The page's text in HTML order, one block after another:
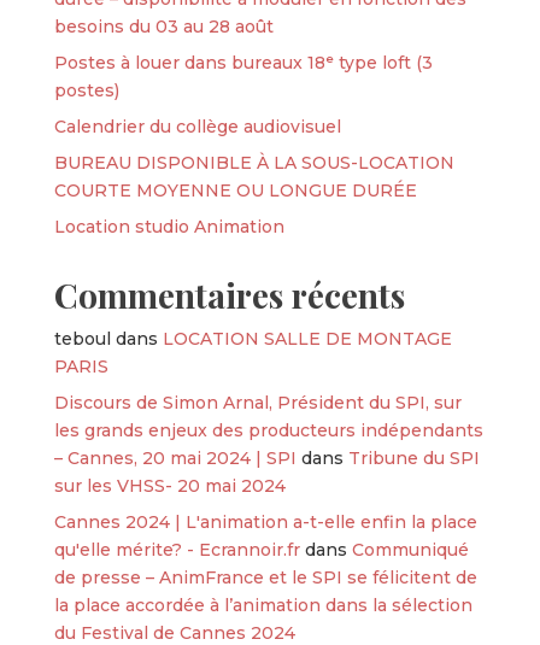
besoins du 03 au 28 août
Postes à louer dans bureaux 18ᵉ type loft (3
postes)
Calendrier du collège audiovisuel
BUREAU DISPONIBLE À LA SOUS-LOCATION
COURTE MOYENNE OU LONGUE DURÉE
Location studio Animation
Commentaires récents
teboul dans LOCATION SALLE DE MONTAGE
PARIS
Discours de Simon Arnal, Président du SPI, sur
les grands enjeux des producteurs indépendants
– Cannes, 20 mai 2024 | SPI dans Tribune du SPI
sur les VHSS- 20 mai 2024
Cannes 2024 | L'animation a-t-elle enfin la place
qu'elle mérite? - Ecrannoir.frdans Communiqué
de presse – AnimFrance et le SPI se félicitent de
la place accordée à l’animation dans la sélection
du Festival de Cannes 2024